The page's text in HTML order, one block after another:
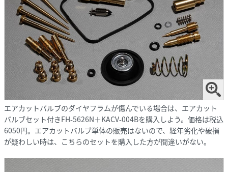
エアカットバルブのダイヤフラムが傷んでいる場合は、エアカット
バルブセット付きFH-5626N＋KACV-004Bを購入しよう。価格は税込
6050円。エアカットバルブ単体の販売はないので、経年劣化や破損
が疑わしい時は、こちらのセットを購入した方が間違いがない。